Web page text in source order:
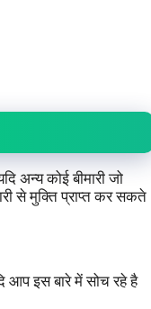
अन्य कोई बीमारी जो
से मुक्ति प्राप्त कर सकते
आप इस बारे में सोच रहे है